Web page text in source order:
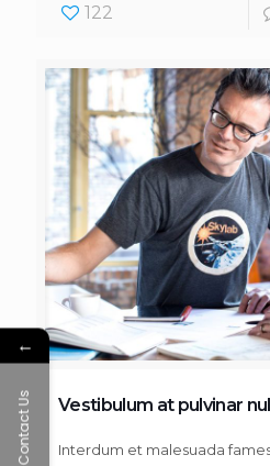
122
Vestibulum at pulvinar
Interdum et malesuada
←
Contact Us